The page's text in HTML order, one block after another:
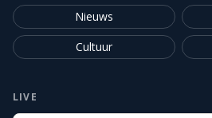
Nieuws
Cultuur
LIVE